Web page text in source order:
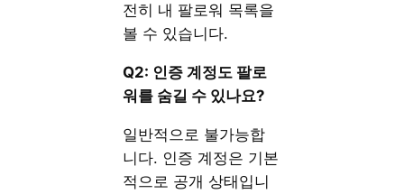
전히 내 팔로워 목록을
볼 수 있습니다.
Q2: 인증 계정도 팔로
워를 숨길 수 있나요?
일반적으로 불가능합
니다. 인증 계정은 기본
적으로 공개 상태입니